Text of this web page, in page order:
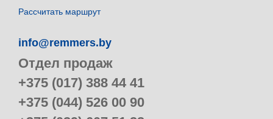
Рассчитать маршрут
info@remmers.by
Отдел продаж
+375 (017) 388 44 41
+375 (044) 526 00 90